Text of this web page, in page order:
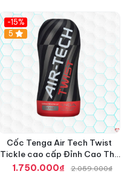
-15%
Hot
5
Cốc Tenga Air Tech Twist
Tickle cao cấp Đỉnh Cao Thư
Giãn
1.750.000₫ 2.059.000₫